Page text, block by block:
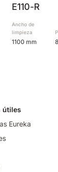
E110-R
Ancho de
limpieza
1100 mm
útiles
Eureka